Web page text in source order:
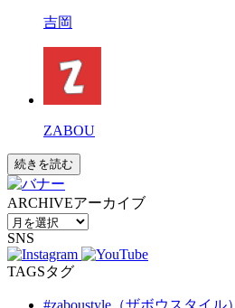
吉岡
ZABOU
続きを読む
ARCHIVEアーカイブ
SNS
TAGSタグ